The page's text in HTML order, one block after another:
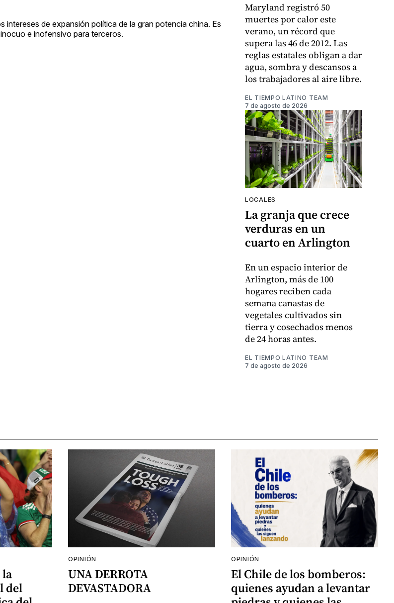
intereses de expansión política de la gran potencia china. Es
e inofensivo para terceros.
Maryland registró 50
muertes por calor este
verano, un récord que
supera las 46 de 2012. Las
reglas estatales obligan a dar
agua, sombra y descansos a
los trabajadores al aire libre.
EL TIEMPO LATINO TEAM
7 de agosto de 2026
LOCALES
La granja que crece
verduras en un
cuarto en Arlington
En un espacio interior de
Arlington, más de 100
hogares reciben cada
semana canastas de
vegetales cultivados sin
tierra y cosechados menos
de 24 horas antes.
EL TIEMPO LATINO TEAM
7 de agosto de 2026
del
OPINIÓN
UNA DERROTA
DEVASTADORA
OPINIÓN
El Chile de los bomberos:
quienes ayudan a levantar